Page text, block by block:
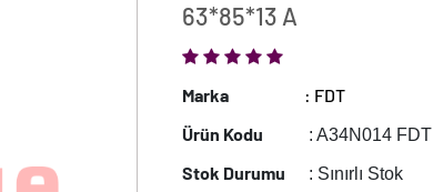
63*85*13 A
Marka
: FDT
Ürün Kodu
: A34N014 FDT
Stok Durumu : Sınırlı Stok